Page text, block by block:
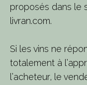
proposés dans le
livran.com.
Si les vins ne
totalement à
l’acheteur, le